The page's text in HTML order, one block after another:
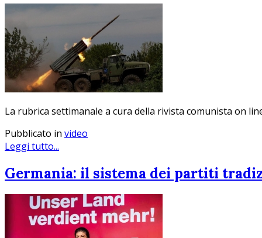
La rubrica settimanale a cura della rivista comunista on
Pubblicato in video
Leggi tutto...
Germania: il sistema dei partiti